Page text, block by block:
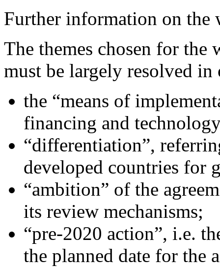
Further information on the
The themes chosen for the
must be largely resolved in
the “means of
financing and
“differentiation”,
developed countries for
“ambition” of the
its review mechanisms;
“pre-2020 action”, i.e.
the planned date for the